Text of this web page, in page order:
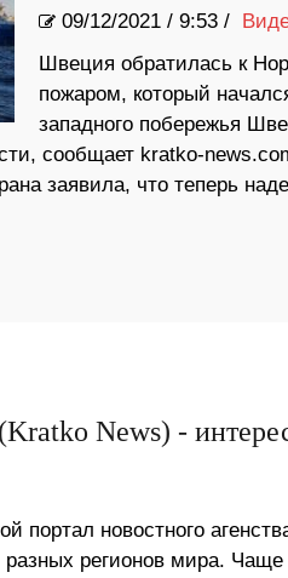
09/12/2021/ 9:53 /
Швеция обратилась к
пожаром, который
западного побережья
сообщает kratko-
заявила, что теперь
News) -
портал новостного
регионов мира. Чаще